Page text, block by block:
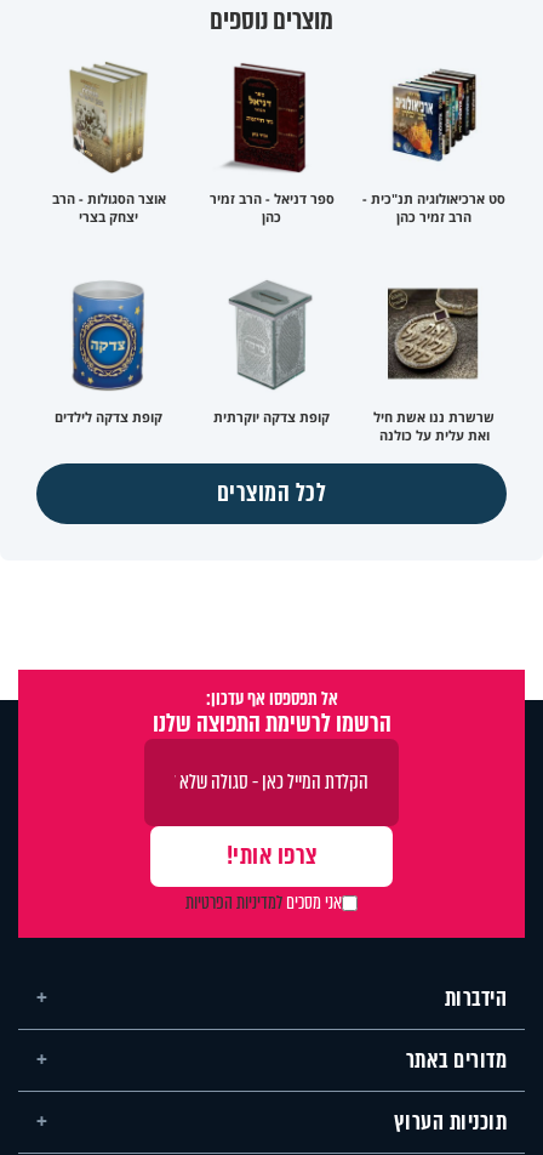
מוצרים נוספים
סט ארכיאולוגיה תנ"כית -
הרב זמיר כהן
ספר דניאל - הרב זמיר
כהן
אוצר הסגולות - הרב
יצחק בצרי
שרשרת ננו אשת חיל
ואת עלית על כולנה
קופת צדקה יוקרתית קופת צדקה לילדים
לכל המוצרים
אל תפספסו אף עדכון:
הרשמו לרשימת התפוצה שלנו
אני מסכיםלמדיניות הפרטיות
הידברות
מדורים באתר
תוכניות הערוץ